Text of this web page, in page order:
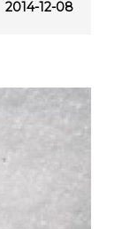
2014-12-08